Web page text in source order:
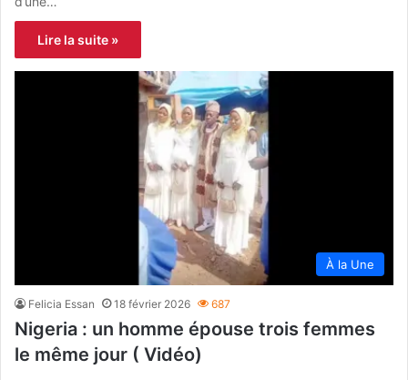
Lire la suite »
À la Une
Felicia Essan 18 février 2026 687
Nigeria : un homme épouse trois femmes
le même jour ( Vidéo)